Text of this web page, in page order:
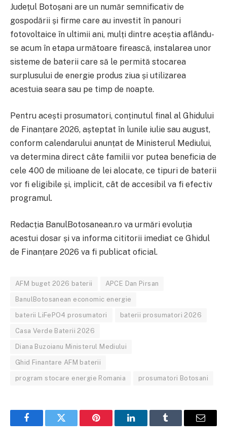
Județul Botoșani are un număr semnificativ de
gospodării și firme care au investit în panouri
fotovoltaice în ultimii ani, mulți dintre aceștia aflându-
se acum în etapa următoare firească, instalarea unor
sisteme de baterii care să le permită stocarea
surplusului de energie produs ziua și utilizarea
acestuia seara sau pe timp de noapte.
Pentru acești prosumatori, conținutul final al Ghidului
de Finanțare 2026, așteptat în lunile iulie sau august,
conform calendarului anunțat de Ministerul Mediului,
va determina direct câte familii vor putea beneficia de
cele 400 de milioane de lei alocate, ce tipuri de baterii
vor fi eligibile și, implicit, cât de accesibil va fi efectiv
programul.
Redacția BanulBotosanean.ro va urmări evoluția
acestui dosar și va informa cititorii imediat ce Ghidul
de Finanțare 2026 va fi publicat oficial.
AFM buget 2026 baterii APCE Dan Pirsan
BanulBotosanean economic energie
baterii LiFePO4 prosumatori baterii prosumatori 2026
Casa Verde Baterii 2026
Diana Buzoianu Ministerul Mediului
Ghid Finantare AFM baterii
program stocare energie Romania prosumatori Botosani
FacebookTwitter Pinterest LinkedInTumblr Email